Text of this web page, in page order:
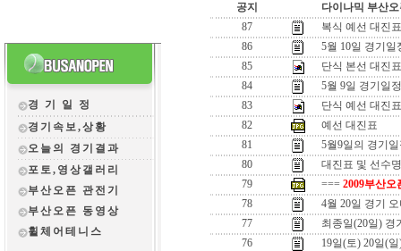
경 기 일 정
경기속보,상황
오늘의 경기결과
포토,영상갤러리
부산오픈 관전 기
부산오픈 동영상
휠체어테니스
공지
다이나믹 부산
87
복식 예선 대진표
86
5월 10일 경기일
85
단식 본선 대진표
84
5월 9일 경기일정
83
단식 예선 대진
82
예선 대진표
81
5월9일의 경기
80
대진표 및 선수
79
=== 2009부산오
78
4월 20일 경기
77
최종일(20일) 경
76
19일(토) 20일(